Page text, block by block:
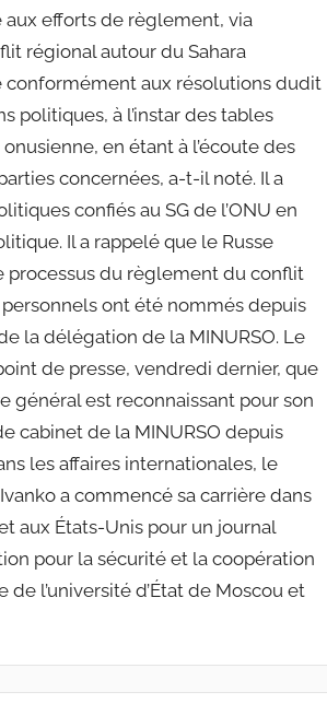
aux efforts de règlement, via
régional autour du Sahara
conformément aux résolutions dudit
politiques, à l’instar des tables
en étant à l’écoute des
concernées, a-t-il noté. Il a
confiés au SG de l’ONU en
Il a rappelé que le Russe
processus du règlement du conflit
ont été nommés depuis
la délégation de la MINURSO. Le
de presse, vendredi dernier, que
général est reconnaissant pour son
cabinet de la MINURSO depuis
les affaires internationales, le
a commencé sa carrière dans
aux États-Unis pour un journal
pour la sécurité et la coopération
l’université d’État de Moscou et